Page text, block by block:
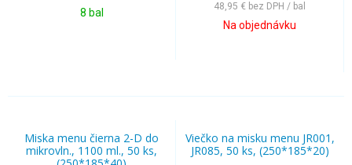
8 bal
48,95 € bez DPH / bal
Na objednávku
Miska menu čierna 2-D do
mikrovln., 1100 ml., 50 ks,
Viečko na misku menu JR001,
JR085, 50 ks, (250*185*20)